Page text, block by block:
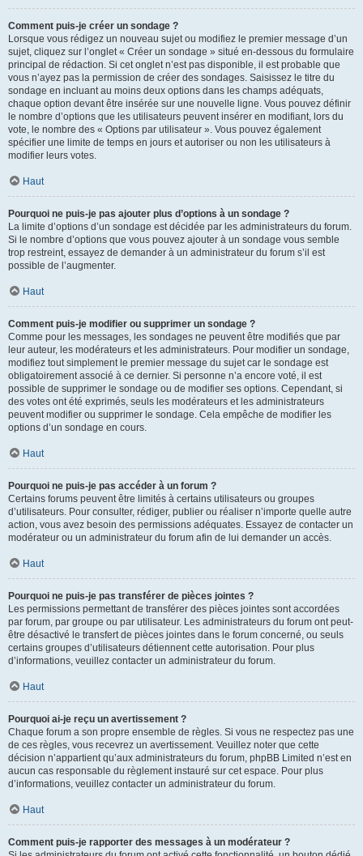
Comment puis-je créer un sondage ?
Lorsque vous rédigez un nouveau sujet ou modifiez le premier message d’un
sujet, cliquez sur l’onglet « Créer un sondage » situé en-dessous du formulaire
principal de rédaction. Si cet onglet n’est pas disponible, il est probable que
vous n’ayez pas la permission de créer des sondages. Saisissez le titre du
sondage en incluant au moins deux options dans les champs adéquats,
chaque option devant être insérée sur une nouvelle ligne. Vous pouvez définir
le nombre d’options que les utilisateurs peuvent insérer en modifiant, lors du
vote, le nombre des « Options par utilisateur ». Vous pouvez également
spécifier une limite de temps en jours et autoriser ou non les utilisateurs à
modifier leurs votes.
Haut
Pourquoi ne puis-je pas ajouter plus d’options à un sondage ?
La limite d’options d’un sondage est décidée par les administrateurs du forum.
Si le nombre d’options que vous pouvez ajouter à un sondage vous semble
trop restreint, essayez de demander à un administrateur du forum s’il est
possible de l’augmenter.
Haut
Comment puis-je modifier ou supprimer un sondage ?
Comme pour les messages, les sondages ne peuvent être modifiés que par
leur auteur, les modérateurs et les administrateurs. Pour modifier un sondage,
modifiez tout simplement le premier message du sujet car le sondage est
obligatoirement associé à ce dernier. Si personne n’a encore voté, il est
possible de supprimer le sondage ou de modifier ses options. Cependant, si
des votes ont été exprimés, seuls les modérateurs et les administrateurs
peuvent modifier ou supprimer le sondage. Cela empêche de modifier les
options d’un sondage en cours.
Haut
Pourquoi ne puis-je pas accéder à un forum ?
Certains forums peuvent être limités à certains utilisateurs ou groupes
d’utilisateurs. Pour consulter, rédiger, publier ou réaliser n’importe quelle autre
action, vous avez besoin des permissions adéquates. Essayez de contacter un
modérateur ou un administrateur du forum afin de lui demander un accès.
Haut
Pourquoi ne puis-je pas transférer de pièces jointes ?
Les permissions permettant de transférer des pièces jointes sont accordées
par forum, par groupe ou par utilisateur. Les administrateurs du forum ont peut-
être désactivé le transfert de pièces jointes dans le forum concerné, ou seuls
certains groupes d’utilisateurs détiennent cette autorisation. Pour plus
d’informations, veuillez contacter un administrateur du forum.
Haut
Pourquoi ai-je reçu un avertissement ?
Chaque forum a son propre ensemble de règles. Si vous ne respectez pas une
de ces règles, vous recevrez un avertissement. Veuillez noter que cette
décision n’appartient qu’aux administrateurs du forum, phpBB Limited n’est en
aucun cas responsable du règlement instauré sur cet espace. Pour plus
d’informations, veuillez contacter un administrateur du forum.
Haut
Comment puis-je rapporter des messages à un modérateur ?